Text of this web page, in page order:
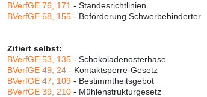
BVerfGE 76, 171 - Standesrichtlinien
BVerfGE 68, 155 - Beförderung Schwerbehinderter
Zitiert selbst:
BVerfGE 53, 135 - Schokoladenosterhase
BVerfGE 49, 24 - Kontaktsperre-Gesetz
BVerfGE 47, 109 - Bestimmtheitsgebot
BVerfGE 39, 210 - Mühlenstrukturgesetz